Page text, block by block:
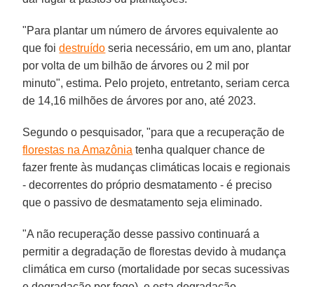
"Para plantar um número de árvores equivalente ao
que foidestruído seria necessário, em um ano, plantar
por volta de um bilhão de árvores ou 2 mil por
minuto", estima. Pelo projeto, entretanto, seriam cerca
de 14,16 milhões de árvores por ano, até 2023.
Segundo o pesquisador, "para que a recuperação de
florestas na Amazônia tenha qualquer chance de
fazer frente às mudanças climáticas locais e regionais
- decorrentes do próprio desmatamento - é preciso
que o passivo de desmatamento seja eliminado.
"A não recuperação desse passivo continuará a
permitir a degradação de florestas devido à mudança
climática em curso (mortalidade por secas sucessivas